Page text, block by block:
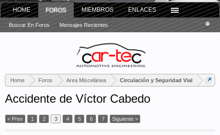
Home Foros Area Miscelánea Circulación y Seguridad Vial
Accidente de Víctor Cabedo
< Prev 1 2 3 4 5 6 7 Siguiente >
HOME FOROS
Buscar En Foros Mensajes Recientes
MIEMBROS ENLACES